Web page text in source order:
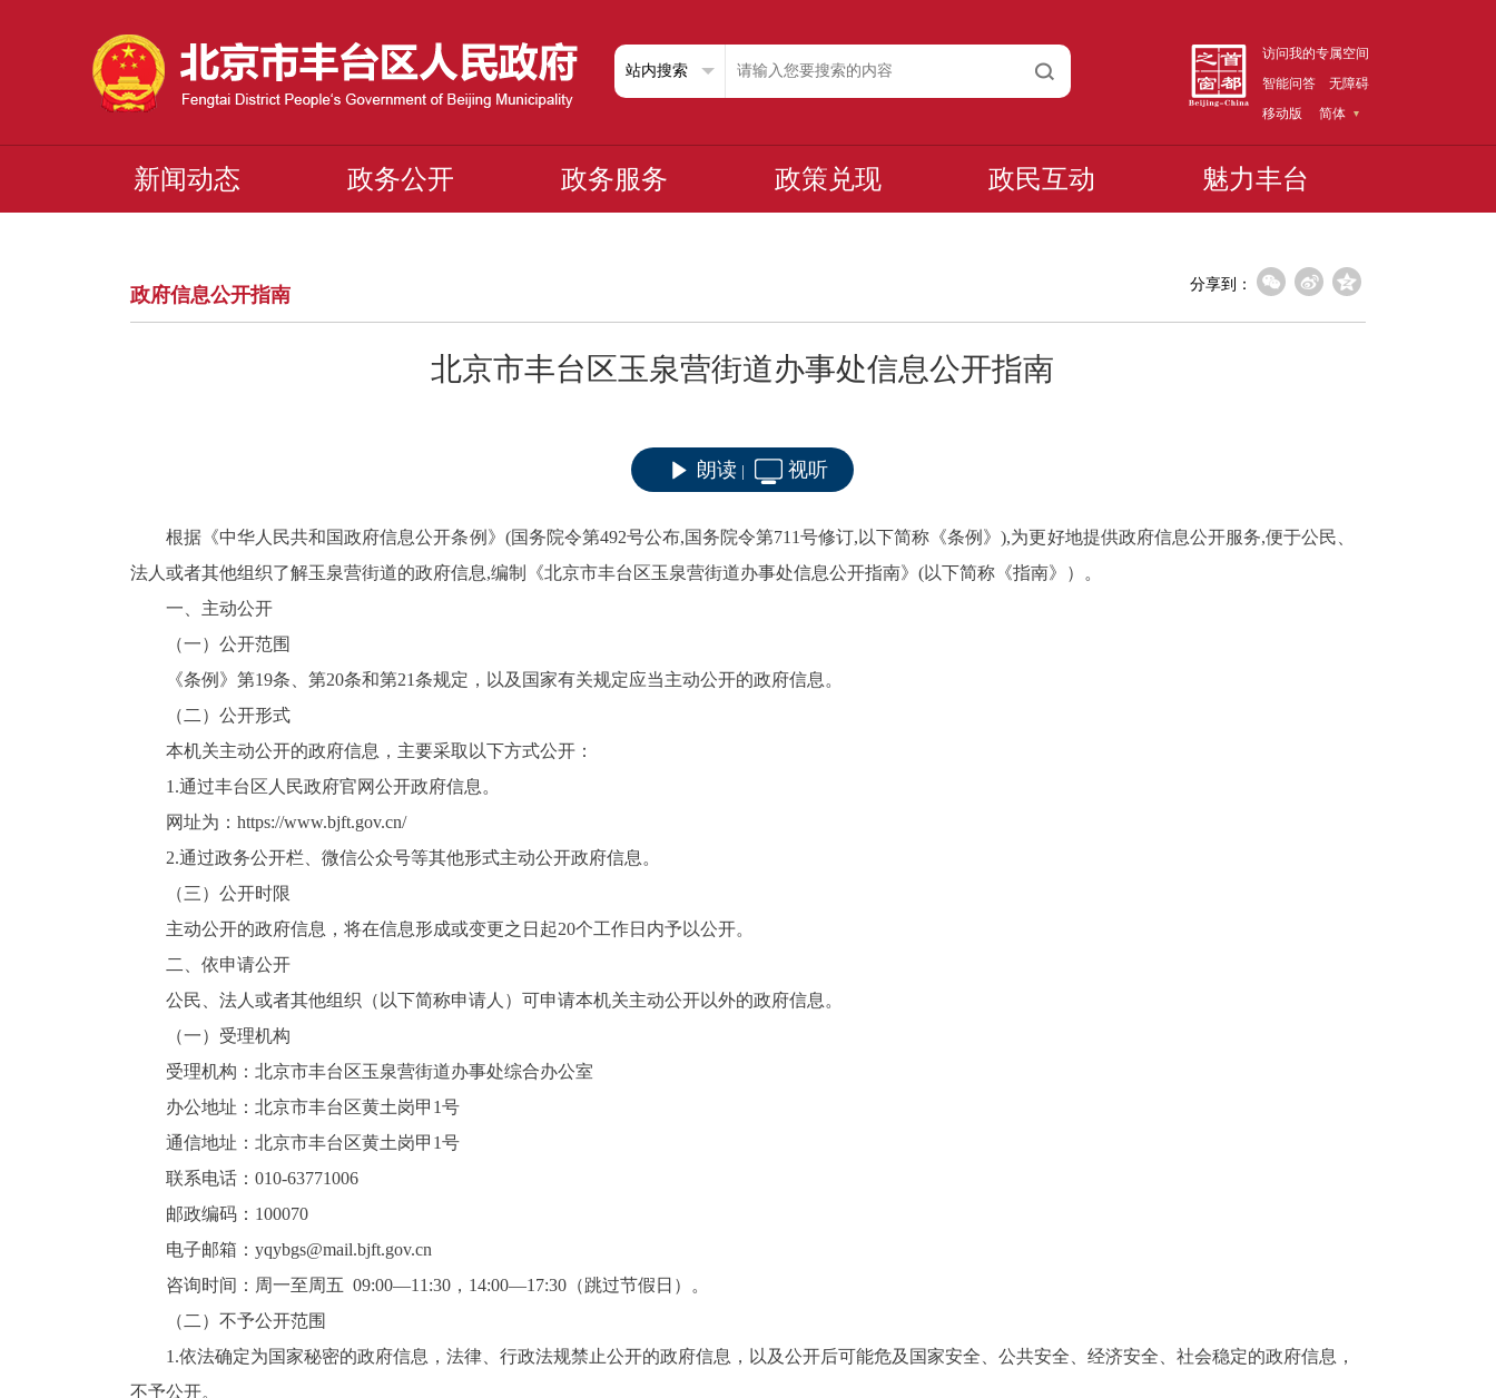
访问我的专属空间
智能问答
无障碍
移动版
简体
新闻动态 政务公开 政务服务 政策兑现 政民互动 魅力丰台
政府信息公开指南 分享到：
北京市丰台区玉泉营街道办事处信息公开指南
朗读 视听
根据《中华人民共和国政府信息公开条例》(国务院令第492号公布,国务院令第711号修订,以下简称《条例》),为更好地提供政府信息公开服务,便于公民、
法人或者其他组织了解玉泉营街道的政府信息,编制《北京市丰台区玉泉营街道办事处信息公开指南》(以下简称《指南》）。
一、主动公开
（一）公开范围
《条例》第19条、第20条和第21条规定，以及国家有关规定应当主动公开的政府信息。
（二）公开形式
本机关主动公开的政府信息，主要采取以下方式公开：
1.通过丰台区人民政府官网公开政府信息。
网址为： https://www.bjft.gov.cn/
2.通过政务公开栏、微信公众号等其他形式主动公开政府信息。
（三）公开时限
主动公开的政府信息，将在信息形成或变更之日起20个工作日内予以公开。
二、依申请公开
公民、法人或者其他组织（以下简称申请人）可申请本机关主动公开以外的政府信息。
（一）受理机构
受理机构：北京市丰台区玉泉营街道办事处综合办公室
办公地址：北京市丰台区黄土岗甲1号
通信地址：北京市丰台区黄土岗甲1号
联系电话：010-63771006
邮政编码：100070
电子邮箱：yqybgs@mail.bjft.gov.cn
咨询时间： 周一至周五 09:00—11:30，14:00—17:30（跳过节假日）
。
（二）不予公开范围
1.依法确定为国家秘密的政府信息，法律、行政法规禁止公开的政府信息，以及公开后可能危及国家安全、公共安全、经济安全、社会稳定的政府信息，
不予公开。